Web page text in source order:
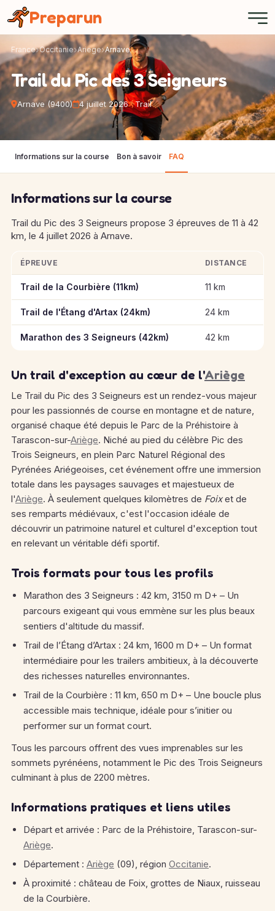
Preparun
France Occitanie Ariege Arnave
Trail du Pic des 3 Seigneurs
Arnave (9400) 4 juillet 2026 Trail
Informations sur la course Bon à savoir FAQ
Informations sur la course
Trail du Pic des 3 Seigneurs propose 3 épreuves de 11 à 42
km, le 4 juillet 2026 à Arnave.
Informations clés des épreuves de Trail du Pic des 3
ÉPREUVE DISTANCE
Trail de la Courbière (11km) 11 km
Trail de l'Étang d'Artax (24km) 24 km
Marathon des 3 Seigneurs (42km) 42 km
Un trail d'exception au cœur de l'Ariège
Le Trail du Pic des 3 Seigneurs est un rendez-vous majeur
pour les passionnés de course en montagne et de nature,
organisé chaque été depuis le Parc de la Préhistoire à
Tarascon-sur-Ariège. Niché au pied du célèbre Pic des
Trois Seigneurs, en plein Parc Naturel Régional des
Pyrénées Ariégeoises, cet événement offre une immersion
totale dans les paysages sauvages et majestueux de
l'Ariège. À seulement quelques kilomètres de Foixet de
ses remparts médiévaux, c'est l'occasion idéale de
découvrir un patrimoine naturel et culturel d'exception tout
en relevant un véritable défi sportif.
Trois formats pour tous les profils
Marathon des 3 Seigneurs : 42 km, 3150 m D+ – Un
parcours exigeant qui vous emmène sur les plus beaux
sentiers d'altitude du massif.
Trail de l’Étang d’Artax : 24 km, 1600 m D+ – Un format
intermédiaire pour les trailers ambitieux, à la découverte
des richesses naturelles environnantes.
Trail de la Courbière : 11 km, 650 m D+ – Une boucle plus
accessible mais technique, idéale pour s’initier ou
performer sur un format court.
Tous les parcours offrent des vues imprenables sur les
sommets pyrénéens, notamment le Pic des Trois Seigneurs
culminant à plus de 2200 mètres.
Informations pratiques et liens utiles
Départ et arrivée : Parc de la Préhistoire, Tarascon-sur-
Ariège.
Département : Ariège (09), région Occitanie.
À proximité : château de Foix, grottes de Niaux, ruisseau
de la Courbière.
Panneau de gestion des cookies